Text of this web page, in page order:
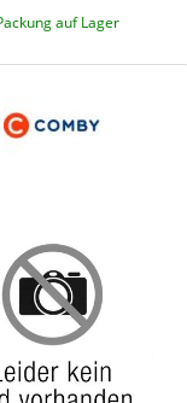
auf Lager